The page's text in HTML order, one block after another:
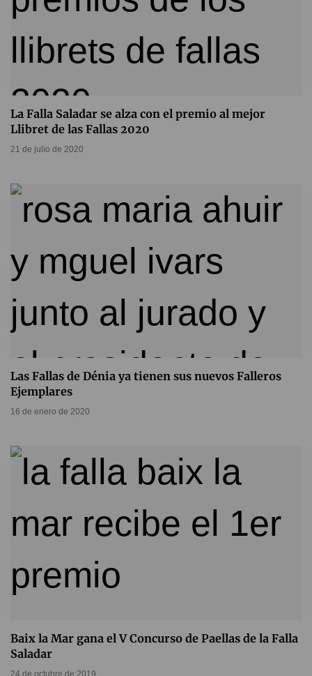
La Falla Saladar se alza con el premio al mejor
Llibret de las Fallas 2020
21 de julio de 2020
Las Fallas de Dénia ya tienen sus nuevos Falleros
Ejemplares
16 de enero de 2020
Baix la Mar gana el V Concurso de Paellas de la Falla
Saladar